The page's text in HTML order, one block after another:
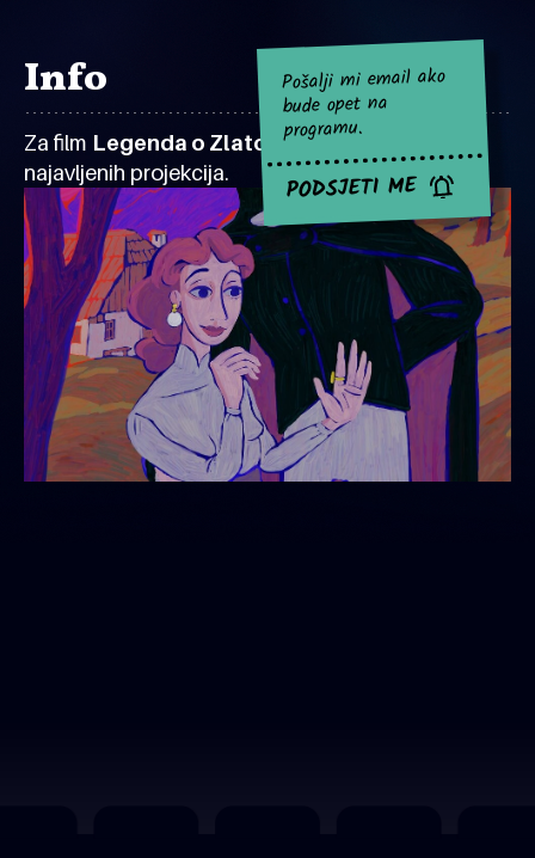
Info
Za film Legenda o Zlatoroguza sad nema
najavljenih projekcija.
Pošalji mi email ako
bude opet na
programu.
PODSJETI ME